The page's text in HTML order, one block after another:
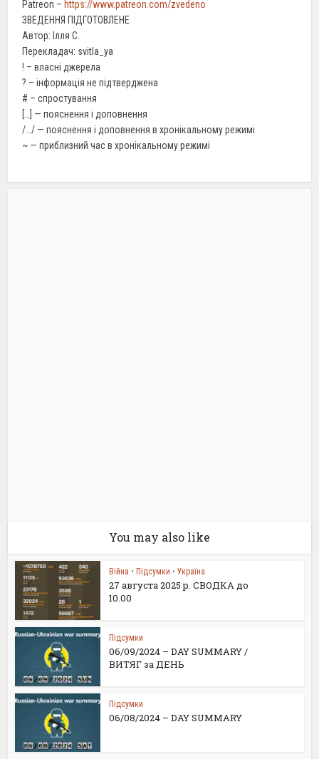
Patreon – https://www.patreon.com/zvedeno
ЗВЕДЕННЯ ПІДГОТОВЛЕНЕ
Автор: Ілля С.
Перекладач: svitla_ya
! – власні джерела
? – інформація не підтверджена
# – спростування
[…] — пояснення і доповнення
/…/ — пояснення і доповнення в хронікальному режимі
~ — приблизний час в хронікальному режимі
You may also like
Війна • Підсумки • Україна
27 августа 2025 р. СВОДКА до
10.00
Підсумки
06/09/2024 – DAY SUMMARY /
ВИТЯГ за ДЕНЬ
Підсумки
06/08/2024 – DAY SUMMARY